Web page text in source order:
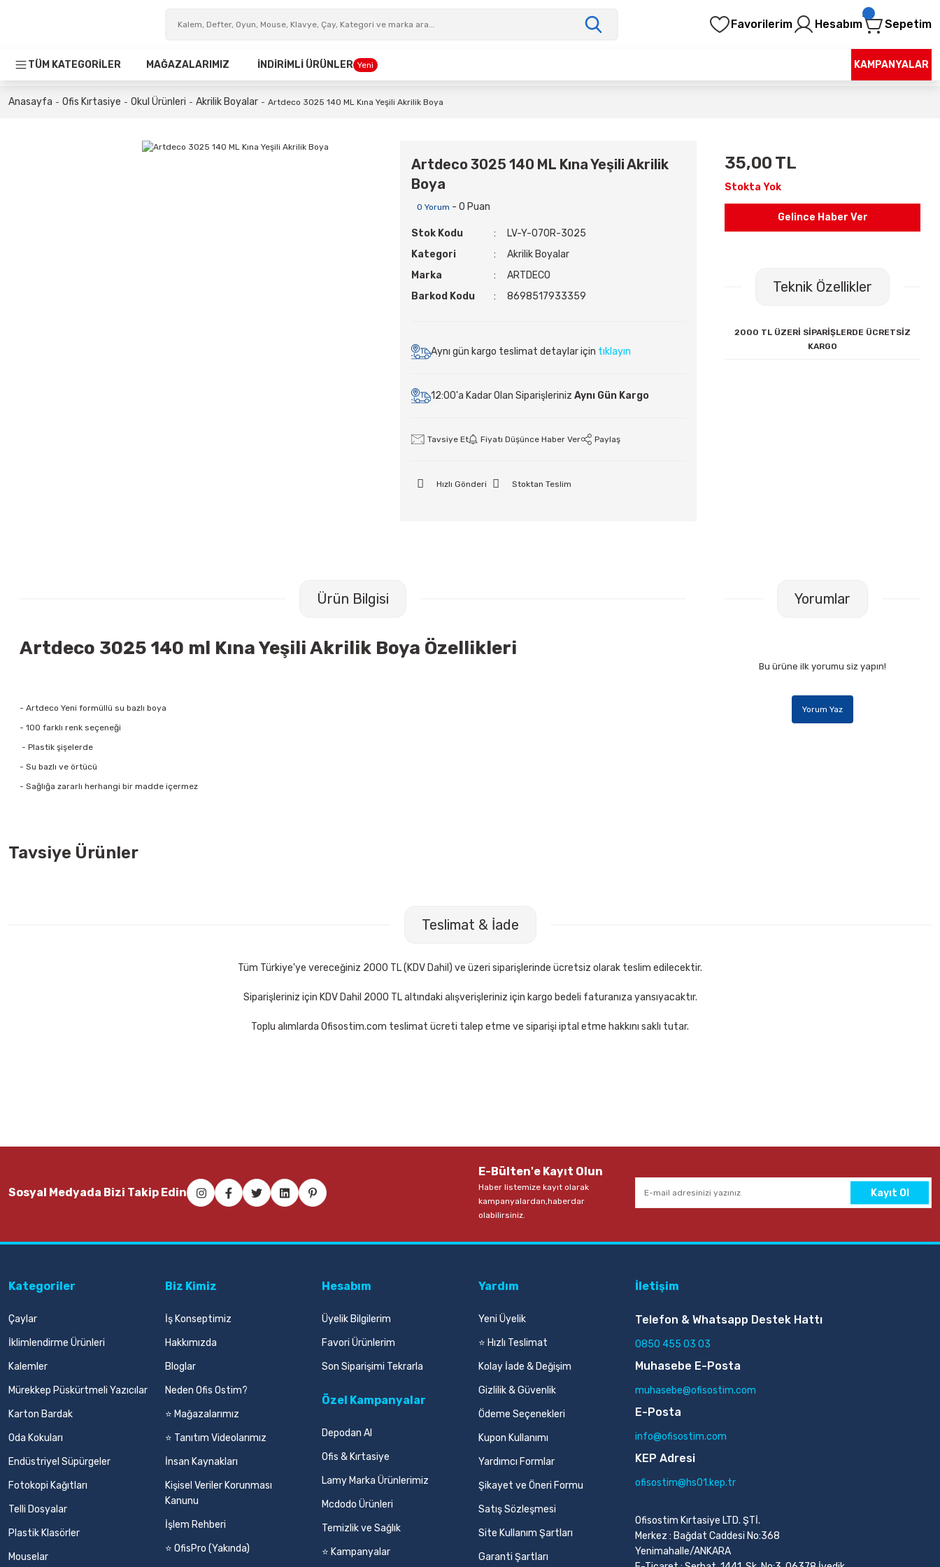
Favorilerim Hesabım Sepetim
TÜM KATEGORİLER MAĞAZALARIMIZ İNDİRİMLİ ÜRÜNLER Yeni KAMPANYALAR
Anasayfa Ofis Kırtasiye Okul Ürünleri Akrilik Boyalar Artdeco 3025 140 ML Kına Yeşili Akrilik Boya
Artdeco 3025 140 ML Kına Yeşili Akrilik
Boya
0 Yorum - 0 Puan
Stok Kodu
LV-Y-070R-3025
Kategori
Akrilik Boyalar
Marka
ARTDECO
Barkod Kodu
8698517933359
Aynı gün kargo teslimat detaylar için tıklayın
12:00'a Kadar Olan Siparişleriniz Aynı Gün Kargo
Tavsiye Et Fiyatı Düşünce Haber Ver Paylaş
Hızlı Gönderi Stoktan Teslim
35,00 TL
Stokta Yok
Gelince Haber Ver
Teknik Özellikler
2000 TL ÜZERİ SİPARİŞLERDE ÜCRETSİZ
KARGO
Ürün Bilgisi
Artdeco 3025 140 ml Kına Yeşili Akrilik Boya Özellikleri
- Artdeco Yeni formüllü su bazlı boya
- 100 farklı renk seçeneği
- Plastik şişelerde
- Su bazlı ve örtücü
- Sağlığa zararlı herhangi bir madde içermez
Yorumlar
Bu ürüne ilk yorumu siz yapın!
Yorum Yaz
Tavsiye Ürünler
Sepete Ekle
Teslimat & İade
Tüm Türkiye'ye vereceğiniz 2000 TL (KDV Dahil) ve üzeri siparişlerinde ücretsiz olarak teslim edilecektir.
Siparişleriniz için KDV Dahil 2000 TL altındaki alışverişleriniz için kargo bedeli faturanıza yansıyacaktır.
Toplu alımlarda Ofisostim.com teslimat ücreti talep etme ve siparişi iptal etme hakkını saklı tutar.
Sosyal Medyada Bizi Takip Edin
E-Bülten'e Kayıt Olun
Haber listemize kayıt olarak
kampanyalardan,haberdar
olabilirsiniz.
Kayıt Ol
Kategoriler
Çaylar
İklimlendirme Ürünleri
Kalemler
Mürekkep Püskürtmeli Yazıcılar
Karton Bardak
Oda Kokuları
Endüstriyel Süpürgeler
Fotokopi Kağıtları
Telli Dosyalar
Plastik Klasörler
Mouselar
Biz Kimiz
İş Konseptimiz
Hakkımızda
Bloglar
Neden Ofis Ostim?
⭐ Mağazalarımız
⭐ Tanıtım Videolarımız
İnsan Kaynakları
Kişisel Veriler Korunması
Kanunu
İşlem Rehberi
⭐ OfisPro (Yakında)
Hesabım
Üyelik Bilgilerim
Favori Ürünlerim
Son Siparişimi Tekrarla
Özel Kampanyalar
Depodan Al
Ofis & Kırtasiye
Lamy Marka Ürünlerimiz
Mcdodo Ürünleri
Temizlik ve Sağlık
⭐ Kampanyalar
Yardım
Yeni Üyelik
⭐ Hızlı Teslimat
Kolay İade & Değişim
Gizlilik & Güvenlik
Ödeme Seçenekleri
Kupon Kullanımı
Yardımcı Formlar
Şikayet ve Öneri Formu
Satış Sözleşmesi
Site Kullanım Şartları
Garanti Şartları
İletişim
Telefon & Whatsapp Destek Hattı
0850 455 03 03
Muhasebe E-Posta
muhasebe@ofisostim.com
E-Posta
info@ofisostim.com
KEP Adresi
ofisostim@hs01.kep.tr
Ofisostim Kırtasiye LTD. ŞTİ.
Merkez : Bağdat Caddesi No:368
Yenimahalle/ANKARA